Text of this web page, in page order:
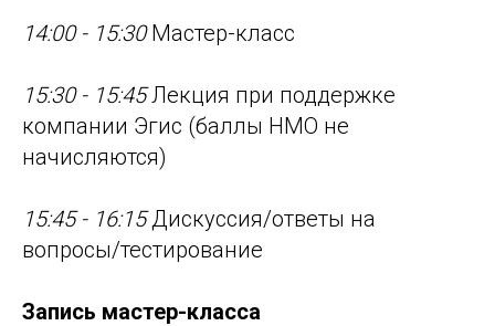
14:00 - 15:30Мастер-класс
15:30 - 15:45Лекция при поддержке
компании Эгис (баллы НМО не
начисляются)
15:45 - 16:15Дискуссия/ответы на
вопросы/тестирование
Запись мастер-класса